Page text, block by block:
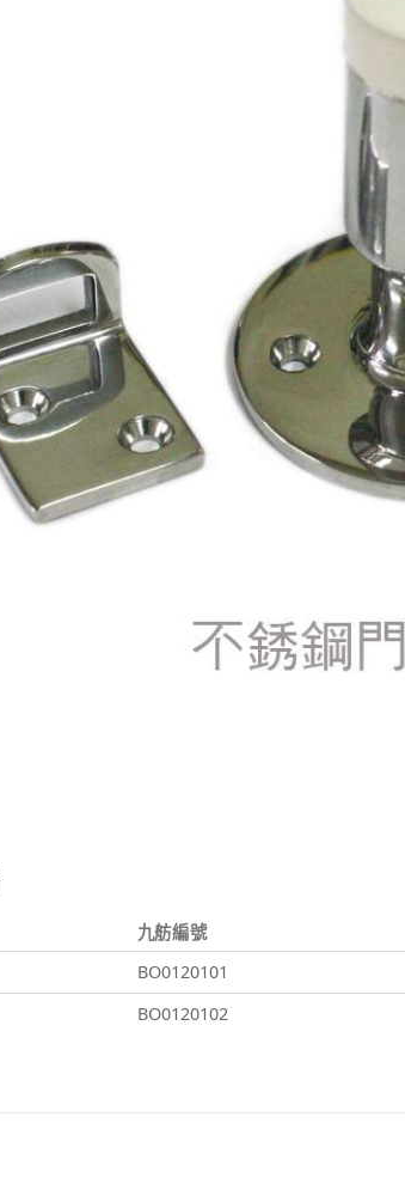
九舫編號
BO0120101
BO0120102